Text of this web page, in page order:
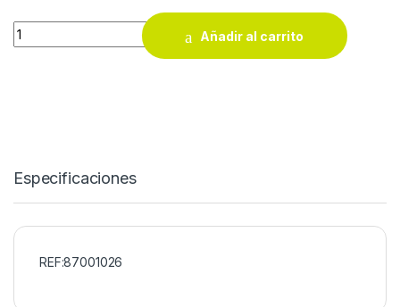
Carretilla Ayerbe 300 SN R/IMP quantity
Añadir al carrito
Especificaciones
REF:87001026